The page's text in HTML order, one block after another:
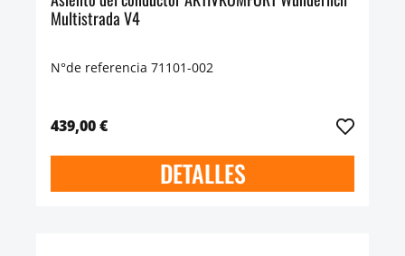
Multistrada V4
N°de referencia 71101-002
439,00 €
DETALLES